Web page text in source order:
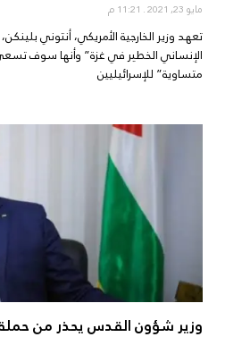
مايو 23, 2021
تعهد وزير الخارجية الأمريكي، أنتوني
الإنساني الخطير في غزة” وأنها سوف تسعى
متساوية” للإسرائيليين
وزير شؤون القدس يحذر من